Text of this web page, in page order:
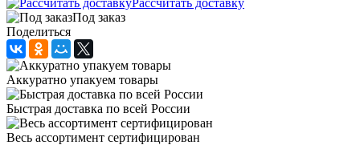
Под заказ
Поделиться
Аккуратно упакуем товары
Быстрая доставка по всей России
Весь ассортимент сертифицирован